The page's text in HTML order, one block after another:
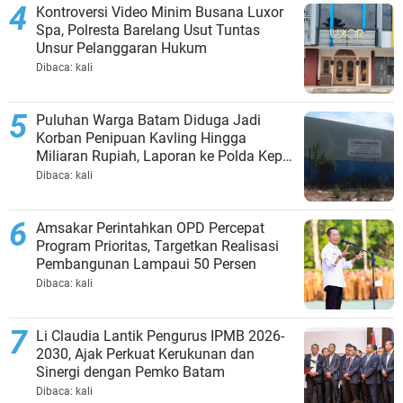
Kontroversi Video Minim Busana Luxor
Spa, Polresta Barelang Usut Tuntas
Unsur Pelanggaran Hukum
Dibaca: kali
Puluhan Warga Batam Diduga Jadi
Korban Penipuan Kavling Hingga
Miliaran Rupiah, Laporan ke Polda Kepri
Jalan di Tempat?
Dibaca: kali
Amsakar Perintahkan OPD Percepat
Program Prioritas, Targetkan Realisasi
Pembangunan Lampaui 50 Persen
Dibaca: kali
Li Claudia Lantik Pengurus IPMB 2026-
2030, Ajak Perkuat Kerukunan dan
Sinergi dengan Pemko Batam
Dibaca: kali